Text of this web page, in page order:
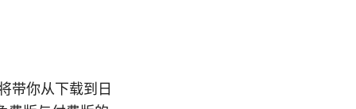
带你从下载到日